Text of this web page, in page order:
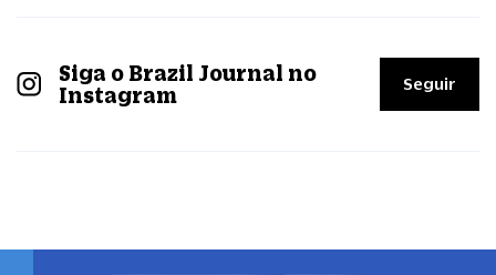
Siga o Brazil Journal no
Instagram
Seguir